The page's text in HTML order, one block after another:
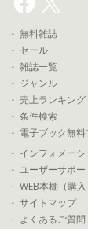
無料雑誌
セール
雑誌一覧
ジャンル
売上ランキング
条件検索
電子ブック無料
インフォメーシ
ユーザーサポー
WEB本棚（購入
サイトマップ
よくあるご質問